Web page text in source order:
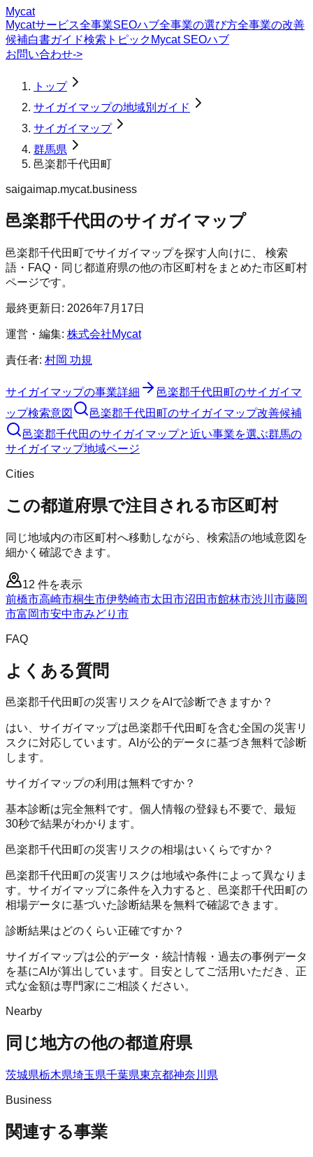
Mycat
Mycatサービス全事業SEOハブ全事業の選び方全事業の改善
候補白書ガイド検索トピック Mycat SEOハブ
お問い合わせ->
トップ
サイガイマップの地域別ガイド
サイガイマップ
群馬県
邑楽郡千代田町
saigaimap.mycat.business
邑楽郡千代田のサイガイマップ
邑楽郡千代田町でサイガイマップを探す人向けに、 検索
語・FAQ・同じ都道府県の他の市区町村をまとめた市区町村
ページです。
最終更新日: 2026年7月17日
運営・編集: 株式会社Mycat
責任者: 村岡 功規
サイガイマップの事業詳細 邑楽郡千代田町のサイガイマ
ップ検索意図 邑楽郡千代田町のサイガイマップ改善候補
邑楽郡千代田のサイガイマップと近い事業を選ぶ群馬の
サイガイマップ地域ページ
Cities
この都道府県で注目される市区町村
同じ地域内の市区町村へ移動しながら、検索語の地域意図を
細かく確認できます。
12 件を表示
前橋市高崎市桐生市伊勢崎市太田市沼田市館林市渋川市藤岡
市富岡市安中市みどり市
FAQ
よくある質問
邑楽郡千代田町の災害リスクをAIで診断できますか？
はい、サイガイマップは邑楽郡千代田町を含む全国の災害リ
スクに対応しています。AIが公的データに基づき無料で診断
します。
サイガイマップの利用は無料ですか？
基本診断は完全無料です。個人情報の登録も不要で、最短
30秒で結果がわかります。
邑楽郡千代田町の災害リスクの相場はいくらですか？
邑楽郡千代田町の災害リスクは地域や条件によって異なりま
す。サイガイマップに条件を入力すると、邑楽郡千代田町の
相場データに基づいた診断結果を無料で確認できます。
診断結果はどのくらい正確ですか？
サイガイマップは公的データ・統計情報・過去の事例データ
を基にAIが算出しています。目安としてご活用いただき、正
式な金額は専門家にご相談ください。
Nearby
同じ地方の他の都道府県
茨城県栃木県埼玉県千葉県東京都神奈川県
Business
関連する事業